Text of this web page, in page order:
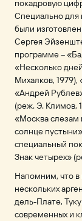
покадровую
Специально
были
Сергея
программе –
«Несколько
Михалков, 1979),
«Андрей
(реж. Э. Климов,
«Москва слезам
солнце
специальный
Знак четырех»
Напомним, что в
нескольких
дель-Плате,
современных и